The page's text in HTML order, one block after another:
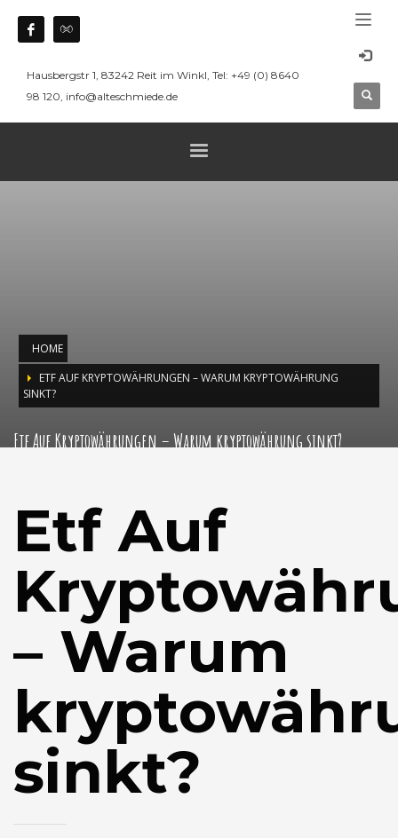
Hausbergstr 1, 83242 Reit im Winkl, Tel: +49 (0) 8640
98 120, info@alteschmiede.de
HOME
ETF AUF KRYPTOWÄHRUNGEN – WARUM KRYPTOWÄHRUNG
SINKT?
Etf Auf Kryptowährungen – Warum kryptowährung sinkt?
Etf Auf
– Warum
sinkt?